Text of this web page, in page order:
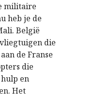
militaire
heb je de
België
die
de Franse
die
en
Het